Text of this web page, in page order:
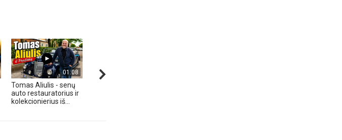
01:08
Tomas Aliulis - senų
auto restauratorius ir
kolekcionierius iš...